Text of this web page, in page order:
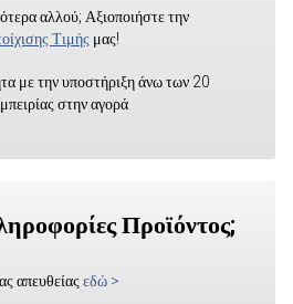
αλλού; Αξιοποιήστε την
Τιμής μας!
με την υποστήριξη άνω των 20
στην αγορά
Προϊόντος;
απευθείας εδώ >